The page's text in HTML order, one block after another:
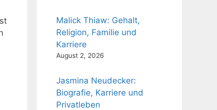
Malick Thiaw: Gehalt,
Religion, Familie und
Karriere
August 2, 2026
Jasmina Neudecker:
Biografie, Karriere und
Privatleben